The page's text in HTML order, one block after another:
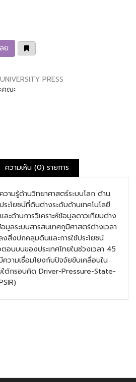
ย
PRESS
คณะ
ความเห็น (0) รายการ
ามรู้ด้านวิทยาศาสตร์ระบบโลก ด้าน
ะโยชน์ที่ดินต่างระดับด้านเทคโนโลยี
ะด้านการวิเคราะห์ข้อมูลดาวเทียมต่าง
มูลระบบสารสนเทศภูมิศาสตร์ต่างเวลา
สิ่งปกคลุมดินและการใช้ประโยชน์
นบนของประเทศไทยในช่วงเวลา 45
วามเชื่อมโยงกับปัจจัยขับเคลื่อนใน
ใต้กรอบคิด Driver-Pressure-State-